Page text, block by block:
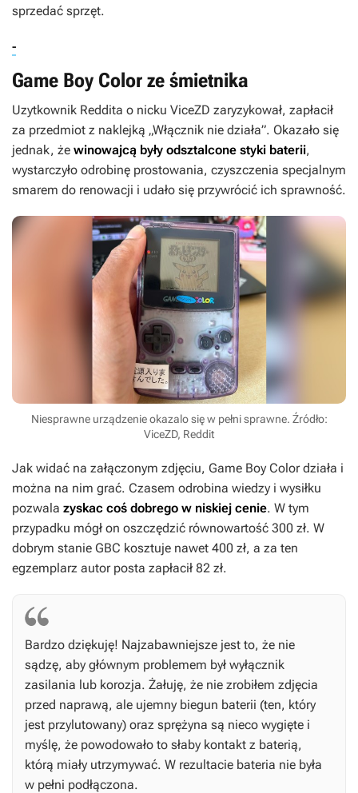
sprzedać sprzęt.
-
Game Boy Color ze śmietnika
Uzytkownik Reddita o nicku ViceZD zaryzykował, zapłacił
za przedmiot z naklejką „Włącznik nie działa”. Okazało się
jednak, że winowajcą były odsztalcone styki baterii,
wystarczyło odrobinę prostowania, czyszczenia specjalnym
smarem do renowacji i udało się przywrócić ich sprawność.
Niesprawne urządzenie okazalo się w pełni sprawne. Źródło:
ViceZD, Reddit
Jak widać na załączonym zdjęciu, Game Boy Color działa i
można na nim grać. Czasem odrobina wiedzy i wysiłku
pozwala zyskac coś dobrego w niskiej cenie. W tym
przypadku mógł on oszczędzić równowartość 300 zł. W
dobrym stanie GBC kosztuje nawet 400 zł, a za ten
egzemplarz autor posta zapłacił 82 zł.
Bardzo dziękuję! Najzabawniejsze jest to, że nie
sądzę, aby głównym problemem był wyłącznik
zasilania lub korozja. Żałuję, że nie zrobiłem zdjęcia
przed naprawą, ale ujemny biegun baterii (ten, który
jest przylutowany) oraz sprężyna są nieco wygięte i
myślę, że powodowało to słaby kontakt z baterią,
którą miały utrzymywać. W rezultacie bateria nie była
w pełni podłączona.